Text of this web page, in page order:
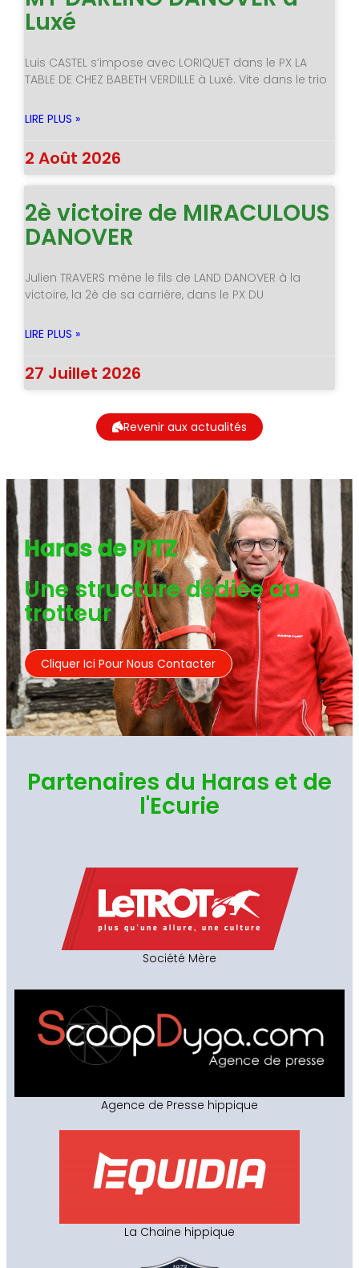
Luxé
Luis CASTEL s’impose avec LORIQUET dans le PX LA
TABLE DE CHEZ BABETH VERDILLE à Luxé. Vite dans le trio
LIRE PLUS »
2 Août 2026
2è victoire de MIRACULOUS
DANOVER
Julien TRAVERS mène le fils de LAND DANOVER à la
victoire, la 2è de sa carrière, dans le PX DU
LIRE PLUS »
27 Juillet 2026
Revenir aux actualités
Haras de PITZ
Une structure dédiée au
trotteur
Cliquer Ici Pour Nous Contacter
Partenaires du Haras et de
l'Ecurie
Société Mère
Agence de Presse hippique
La Chaine hippique